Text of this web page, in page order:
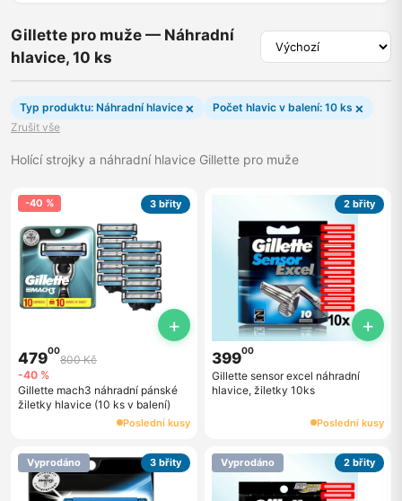
Gillette pro muže — Náhradní
hlavice, 10 ks
Typ produktu: Náhradní hlavice × Počet hlavic v balení: 10 ks ×
Zrušit vše
Holící strojky a náhradní hlavice Gillette pro muže
-40 % 3 břity
+
47900
800 Kč
-40 %
Gillette mach3 náhradní pánské
žiletky hlavice (10 ks v balení)
Poslední kusy
2 břity
+
39900
Gillette sensor excel náhradní
hlavice, žiletky 10ks
Poslední kusy
Vyprodáno 3 břity Vyprodáno 2 břity